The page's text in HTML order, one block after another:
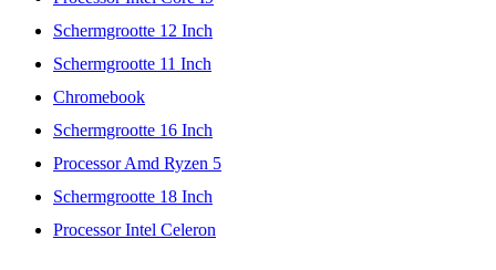
Schermgrootte 12 Inch
Schermgrootte 11 Inch
Chromebook
Schermgrootte 16 Inch
Processor Amd Ryzen 5
Schermgrootte 18 Inch
Processor Intel Celeron